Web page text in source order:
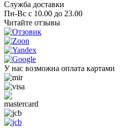
Служба доставки
Пн-Вс с 10.00 до 23.00
Читайте отзывы
У нас возможна оплата картами